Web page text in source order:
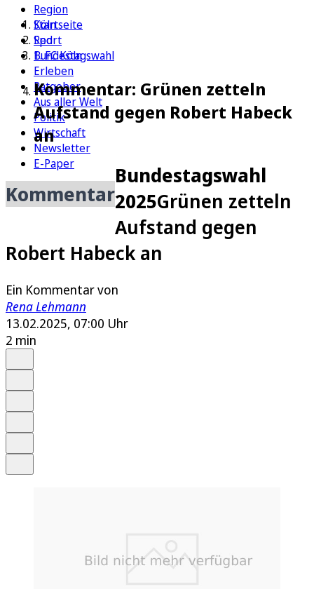
Region
Köln
Sport
1. FC Köln
Erleben
Ratgeber
Aus aller Welt
Politik
Wirtschaft
Newsletter
E-Paper
Startseite
Red
Bundestagswahl
Kommentar: Grünen zetteln
Aufstand gegen Robert Habeck
an
Kommentar
Bundestagswahl
2025Grünen zetteln
Aufstand gegen
Robert Habeck an
Ein Kommentar von
Rena Lehmann
13.02.2025, 07:00 Uhr
2 min